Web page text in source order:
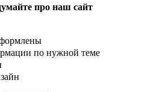
про наш сайт
по нужной теме